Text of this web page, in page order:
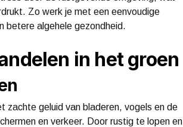
Zo werk je met een eenvoudige
betere algehele gezondheid.
in het groen
zachte geluid van bladeren, vogels en de
en verkeer. Door rustig te lopen en